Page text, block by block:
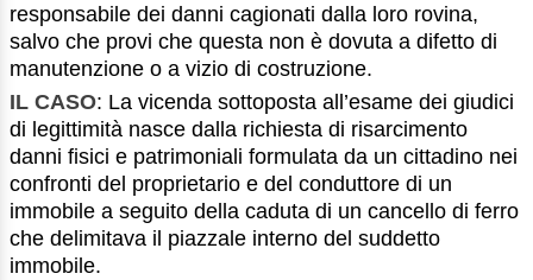
responsabile dei danni cagionati dalla loro rovina,
salvo che provi che questa non è dovuta a difetto di
manutenzione o a vizio di costruzione.
IL CASO: La vicenda sottoposta all’esame dei giudici
di legittimità nasce dalla richiesta di risarcimento
danni fisici e patrimoniali formulata da un cittadino nei
confronti del proprietario e del conduttore di un
immobile a seguito della caduta di un cancello di ferro
che delimitava il piazzale interno del suddetto
immobile.